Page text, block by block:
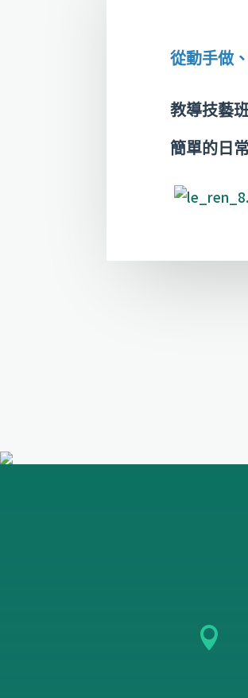
從動手做
教導技藝
簡單的日
